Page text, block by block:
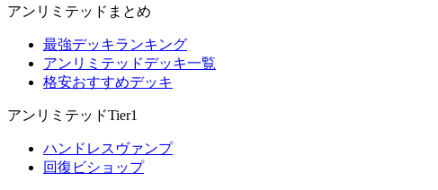
アンリミテッドまとめ
最強デッキランキング
アンリミテッドデッキ一覧
格安おすすめデッキ
アンリミテッドTier1
ハンドレスヴァンプ
回復ビショップ